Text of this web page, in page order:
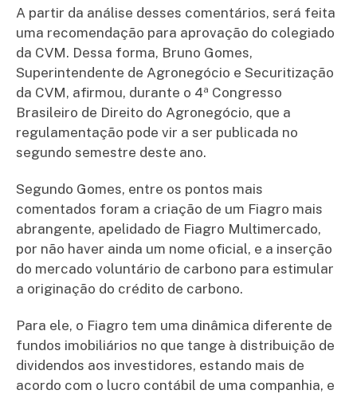
A partir da análise desses comentários, será feita
uma recomendação para aprovação do colegiado
da CVM. Dessa forma, Bruno Gomes,
Superintendente de Agronegócio e Securitização
da CVM, afirmou, durante o 4ª Congresso
Brasileiro de Direito do Agronegócio, que a
regulamentação pode vir a ser publicada no
segundo semestre deste ano.
Segundo Gomes, entre os pontos mais
comentados foram a criação de um Fiagro mais
abrangente, apelidado de Fiagro Multimercado,
por não haver ainda um nome oficial, e a inserção
do mercado voluntário de carbono para estimular
a originação do crédito de carbono.
Para ele, o Fiagro tem uma dinâmica diferente de
fundos imobiliários no que tange à distribuição de
dividendos aos investidores, estando mais de
acordo com o lucro contábil de uma companhia, e